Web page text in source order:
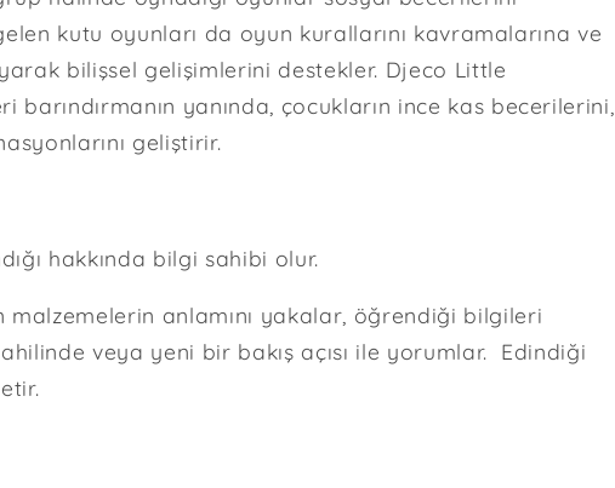
kutu oyunları da oyun kurallarını kavramalarına ve
bilişsel gelişimlerini destekler. Djeco Little
yanında, çocukların ince kas becerilerini,
geliştirir.
hakkında bilgi sahibi olur.
anlamını yakalar, öğrendiği bilgileri
veya yeni bir bakış açısı ile yorumlar. Edindiği